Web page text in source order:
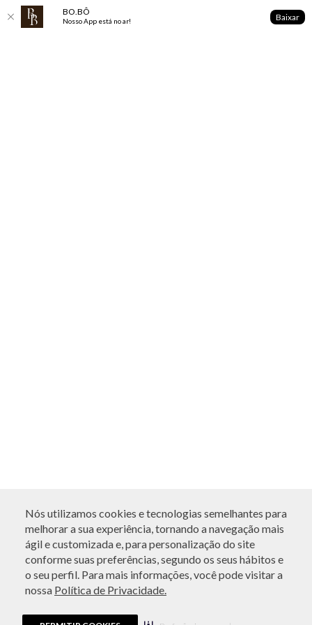
BO.BÔ
Nosso App está no ar! Baixar
Nós utilizamos cookies e tecnologias semelhantes para
melhorar a sua experiência, tornando a navegação mais
ágil e customizada e, para personalização do site
conforme suas preferências, segundo os seus hábitos e
o seu perfil. Para mais informações, você pode visitar a
nossa Política de Privacidade.